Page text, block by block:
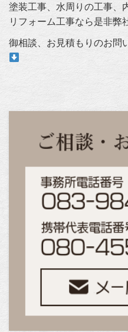
塗装工事、水周りの工事、
リフォーム工事なら是非弊
御相談、お見積もりのお問